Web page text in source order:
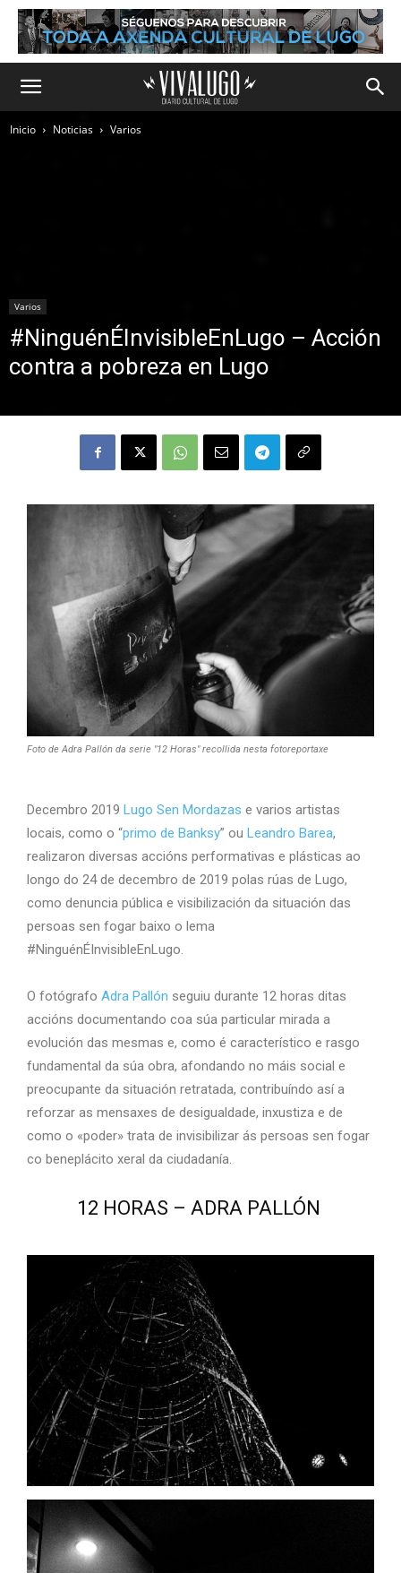
Inicio Noticias Varios
Varios
#NinguénÉInvisibleEnLugo – Acción
contra a pobreza en Lugo
Foto de Adra Pallón da serie "12 Horas" recollida nesta fotoreportaxe
Decembro 2019 Lugo Sen Mordazas e varios artistas
locais, como o “primo de Banksy” ou Leandro Barea,
realizaron diversas accións performativas e plásticas ao
longo do 24 de decembro de 2019 polas rúas de Lugo,
como denuncia pública e visibilización da situación das
persoas sen fogar baixo o lema
#NinguénÉInvisibleEnLugo.
O fotógrafo Adra Pallón seguiu durante 12 horas ditas
accións documentando coa súa particular mirada a
evolución das mesmas e, como é característico e rasgo
fundamental da súa obra, afondando no máis social e
preocupante da situación retratada, contribuíndo así a
reforzar as mensaxes de desigualdade, inxustiza e de
como o «poder» trata de invisibilizar ás persoas sen fogar
co beneplácito xeral da ciudadanía.
12 HORAS – ADRA PALLÓN